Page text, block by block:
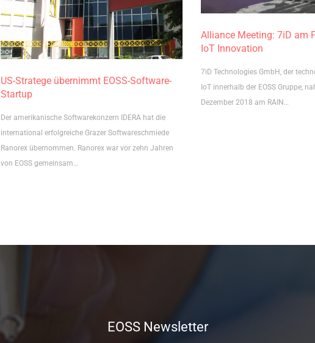
Alliance Meeting: 7iD am
IoT Innovation
7iD Technologies GmbH, der
IoT innerhalb der EOSS Gruppe,
Dezember 2018 am RAIN…
US-Stratege übernimmt EOSS-Software-
Startup
Der amerikanische Softwarekonzern IDERA hat die
international erfolgreiche Grazer Softwareschmiede
Ranorex übernommen. Ranorex war vor zehn Jahren
von EOSS gemeinsam…
EOSS Newsletter